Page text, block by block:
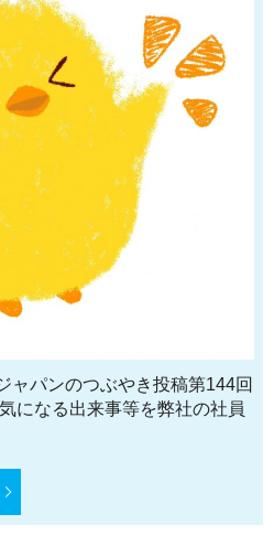
ャパンのつぶやき投稿第144回
になる出来事等を弊社の社員